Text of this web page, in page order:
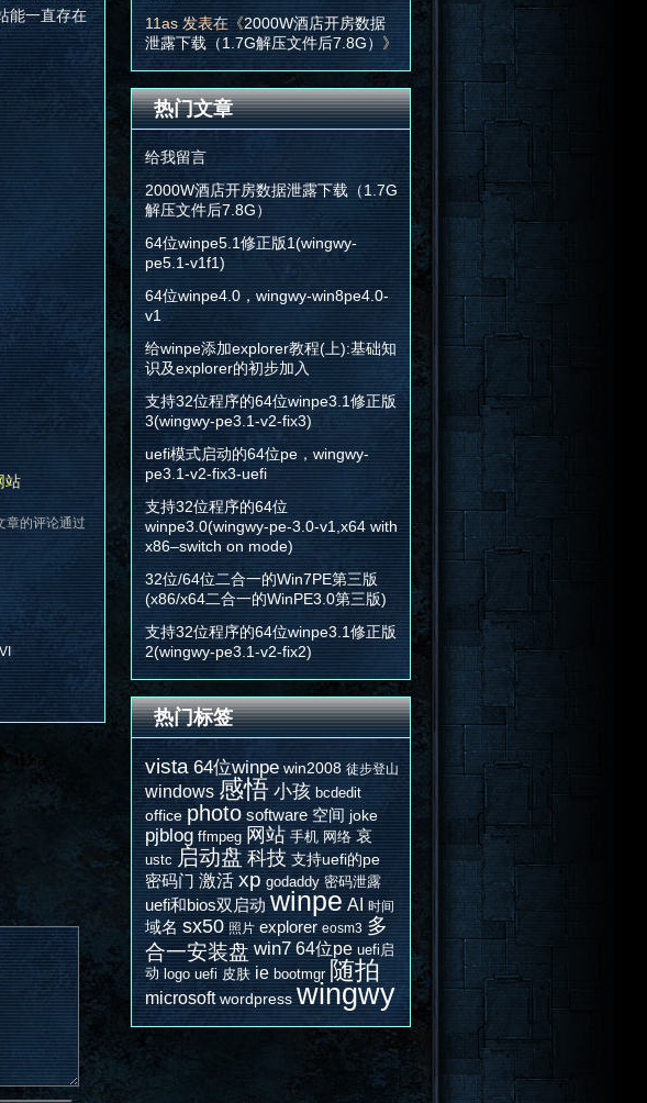
能一直存在
站
章的评论通过
11as发表在《2000W酒店开房数据
泄露下载（1.7G解压文件后7.8G） 》
热门文章
给我留言
2000W酒店开房数据泄露下载（1.7G
解压文件后7.8G）
64位winpe5.1修正版1(wingwy-
pe5.1-v1f1)
64位winpe4.0，wingwy-win8pe4.0-
v1
给winpe添加explorer教程(上):基础知
识及explorer的初步加入
支持32位程序的64位winpe3.1修正版
3(wingwy-pe3.1-v2-fix3)
uefi模式启动的64位pe，wingwy-
pe3.1-v2-fix3-uefi
支持32位程序的64位
winpe3.0(wingwy-pe-3.0-v1,x64 with
x86–switch on mode)
32位/64位二合一的Win7PE第三版
(x86/x64二合一的WinPE3.0第三版)
支持32位程序的64位winpe3.1修正版
2(wingwy-pe3.1-v2-fix2)
热门标签
vista 64位winpe win2008 徒步登山
windows 感悟 小孩 bcdedit
office photo software 空间 joke
pjblog ffmpeg 网站 手机 网络 哀
ustc 启动盘 科技 支持uefi的pe
密码门 激活 xp godaddy 密码泄露
uefi和bios双启动 winpe AI 时间
域名 sx50 照片 explorer eosm3 多
合一安装盘 win7 64位pe uefi启
动 logo uefi 皮肤 ie bootmgr 随拍
microsoft wordpress wingwy